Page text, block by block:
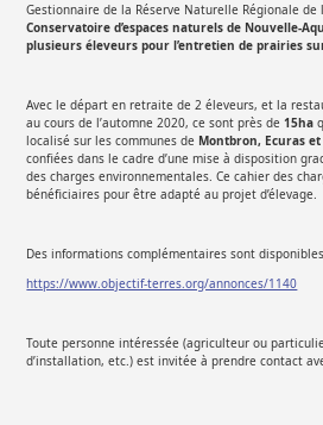
Gestionnaire de la Réserve Naturelle Régionale
Conservatoire d’espaces naturels de Nouvelle-
plusieurs éleveurs pour l’entretien de prairies
Avec le départ en retraite de 2 éleveurs, et la
au cours de l’automne 2020, ce sont près de15ha
localisé sur les communes de Montbron, Ecuras et
confiées dans le cadre d’une mise à disposition
des charges environnementales. Ce cahier des
bénéficiaires pour être adapté au projet d’élevage.
Des informations complémentaires sont
https://www.objectif-terres.org/annonces/1140
Toute personne intéressée (agriculteur ou
d’installation, etc.) est invitée à prendre contact